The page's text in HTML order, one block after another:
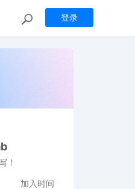
登录
！
加入时间